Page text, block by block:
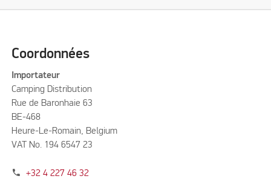
Coordonnées
Importateur
Camping Distribution
Rue de Baronhaie 63
BE-468
Heure-Le-Romain, Belgium
VAT No. 194 6547 23
phone +32 4 227 46 32